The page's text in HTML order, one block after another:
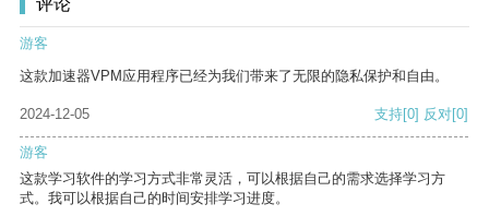
评论
游客
这款加速器VPM应用程序已经为我们带来了无限的隐私保护和自由。
2024-12-05 支持[0] 反对[0]
游客
这款学习软件的学习方式非常灵活，可以根据自己的需求选择学习方
式。我可以根据自己的时间安排学习进度。